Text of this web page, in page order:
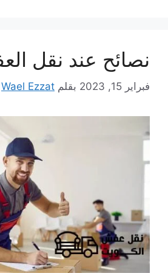
نصائح عند نقل
فبراير 15, 2023 بقلم Wael Ezzat